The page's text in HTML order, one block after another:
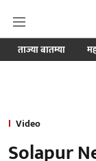
ताज्या बातम्या
Video
Solapur